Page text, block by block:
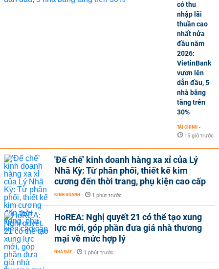
có thu
nhập lãi
thuần cao
nhất nửa
đầu năm
2026:
VietinBank
vươn lên
dẫn đầu, 5
nhà băng
tăng trên
30%
TÀI CHÍNH -
15 giờ trước
'Đế chế’ kinh doanh hàng xa xỉ của Lý
Nhã Kỳ: Từ phân phối, thiết kế kim
cương đến thời trang, phụ kiện cao cấp
KINH DOANH - 1 phút trước
HoREA: Nghị quyết 21 có thể tạo xung
lực mới, góp phần đưa giá nhà thương
mại về mức hợp lý
NHÀ ĐẤT - 1 phút trước